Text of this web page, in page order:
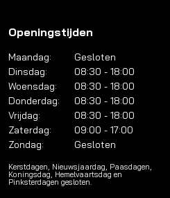
Openingstijden
Maandag:
Gesloten
Dinsdag:
08:30 - 18:00
Woensdag:
08:30 - 18:00
Donderdag:
08:30 - 18:00
Vrijdag:
08:30 - 18:00
Zaterdag:
09:00 - 17:00
Zondag:
Gesloten
Kerstdagen, Nieuwsjaardag, Paasdagen,
Koningsdag, Hemelvaartsdag en
Pinksterdagen gesloten.